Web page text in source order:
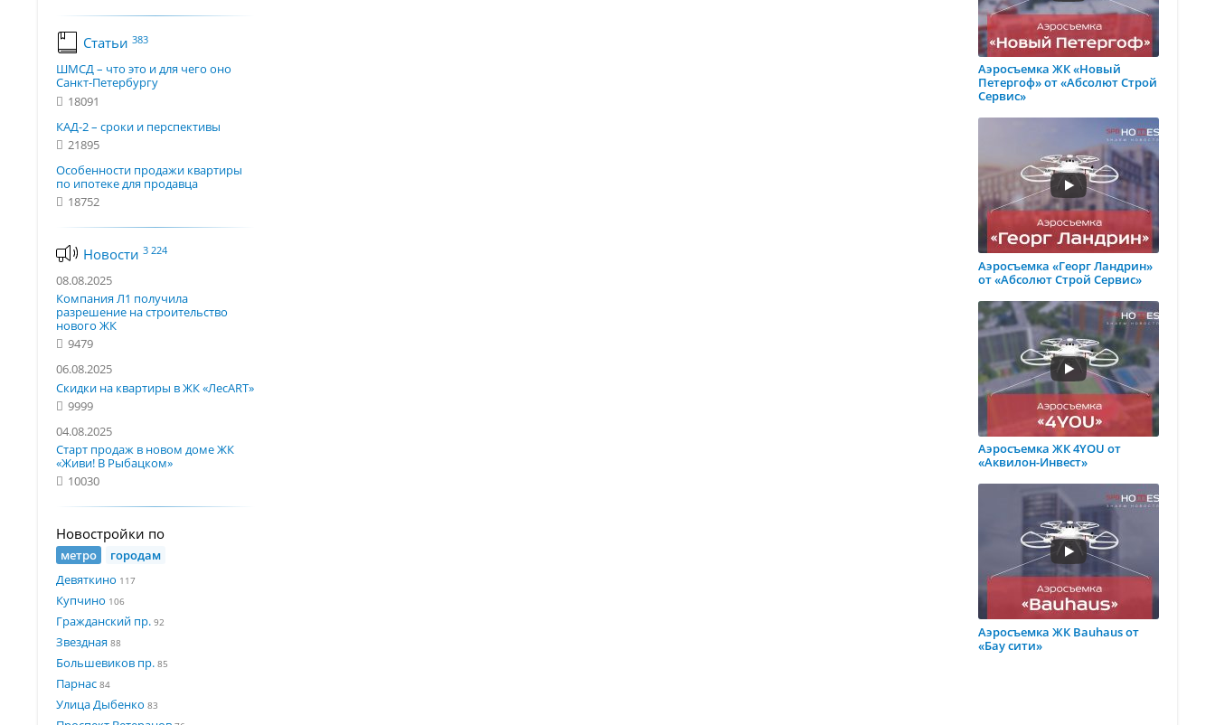
Статьи 383
ШМСД – что это и для чего оно
Санкт-Петербургу
18091
КАД-2 – сроки и перспективы
21895
Особенности продажи квартиры
по ипотеке для продавца
18752
Новости 3 224
08.08.2025
Компания Л1 получила
разрешение на строительство
нового ЖК
9479
06.08.2025
Скидки на квартиры в ЖК «ЛесART»
9999
04.08.2025
Старт продаж в новом доме ЖК
«Живи! В Рыбацком»
10030
Новостройки по
метро
городам
Девяткино 117
Купчино 106
Гражданский пр. 92
Звездная 88
Большевиков пр. 85
Парнас 84
Улица Дыбенко 83
Аэросъемка ЖК «Новый
Петергоф» от «Абсолют Строй
Сервис»
Аэросъемка «Георг Ландрин»
от «Абсолют Строй Сервис»
Аэросъемка ЖК 4YOU от
«Аквилон-Инвест»
Аэросъемка ЖК Bauhaus от
«Бау сити»